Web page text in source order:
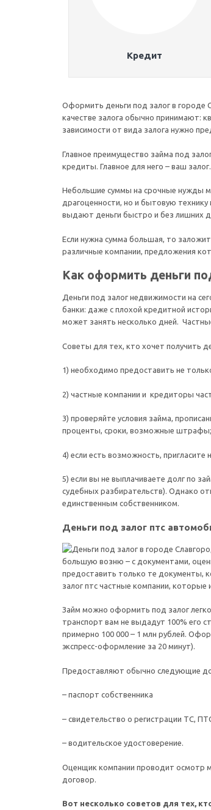
Кредит
Оформить деньги под залог в городе
качестве залога обычно принимают:
зависимости от вида залога нужно
Главное преимущество займа под
кредиты. Главное для него – ваш залог.
Небольшие суммы на срочные нужды
драгоценности, но и бытовую
выдают деньги быстро и без лишних
Если нужна сумма большая, то
различные компании, предложения
Как оформить деньги
Деньги под залог недвижимости на
банки: даже с плохой кредитной
может занять несколько дней.
Советы для тех, кто хочет получить
1) необходимо предоставить не
2) частные компании и кредиторы
3) проверяйте условия займа,
проценты, сроки, возможные штрафы;
4) если есть возможность, пригласите
5) если вы не выплачиваете долг по
судебных разбирательств). Однако
единственным собственником.
Деньги под залог птс
большую возню – с документами,
предоставить только те документы,
залог птс частные компании,
Займ можно оформить под залог
транспорт вам не выдадут 100% его
примерно 100 000 – 1 млн рублей.
экспресс-оформление за 20 минут).
Предоставляют обычно следующие
– паспорт собственника
– свидетельство о регистрации ТС,
– водительское удостоверение.
Оценщик компании проводит осмотр
договор.
Вот несколько советов для тех,